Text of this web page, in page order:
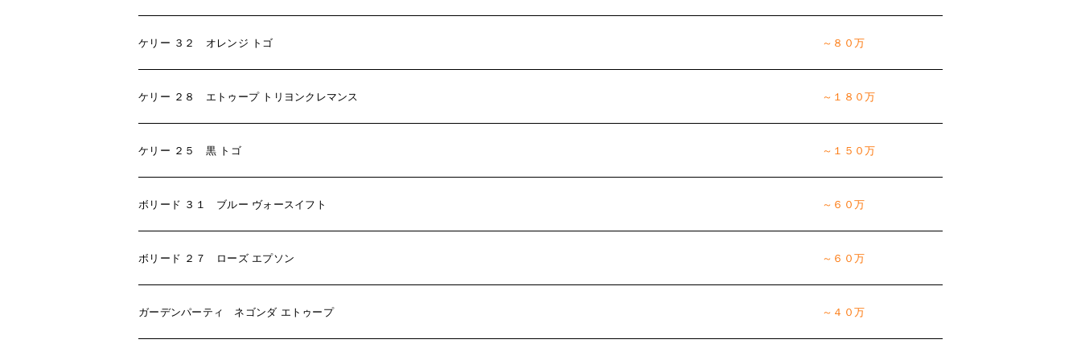
ケリー ３２ オレンジ トゴ ～８０万
ケリー ２８ エトゥープ トリヨンクレマンス ～１８０万
ケリー ２５ 黒 トゴ ～１５０万
ボリード ３１ ブルー ヴォースイフト ～６０万
ボリード ２７ ローズ エプソン ～６０万
ガーデンパーティ ネゴンダ エトゥープ ～４０万